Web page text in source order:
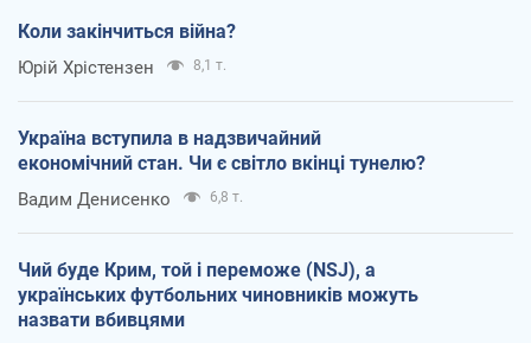
Коли закінчиться війна?
Юрій Хрістензен 8,1 т.
Україна вступила в надзвичайний
економічний стан. Чи є світло вкінці тунелю?
Вадим Денисенко 6,8 т.
Чий буде Крим, той і переможе (NSJ), а
українських футбольних чиновників можуть
назвати вбивцями